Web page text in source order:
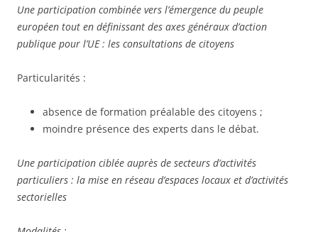
Une participation combinée vers l’émergence du peuple
européen tout en définissant des axes généraux d’action
publique pour l’UE : les consultations de citoyens
Particularités :
absence de formation préalable des citoyens ;
moindre présence des experts dans le débat.
Une participation ciblée auprès de secteurs d’activités
particuliers : la mise en réseau d’espaces locaux et d’activités
sectorielles